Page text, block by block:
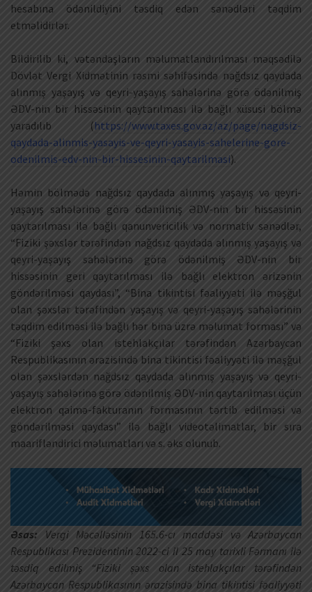
hesabına ödənildiyini təsdiq edən sənədləri təqdim
etməlidirlər.
Bildirilib ki, vətəndaşların məlumatlandırılması məqsədilə
Dövlət Vergi Xidmətinin rəsmi səhifəsində nağdsız qaydada
alınmış yaşayış və qeyri-yaşayış sahələrinə görə ödənilmiş
ƏDV-nin bir hissəsinin qaytarılması ilə bağlı xüsusi bölmə
yaradılıb (https://www.taxes.gov.az/az/page/nagdsiz-
qaydada-alinmis-yasayis-ve-qeyri-yasayis-sahelerine-gore-
odenilmis-edv-nin-bir-hissesinin-qaytarilmasi).
Həmin bölmədə nağdsız qaydada alınmış yaşayış və qeyri-
yaşayış sahələrinə görə ödənilmiş ƏDV-nin bir hissəsinin
qaytarılması ilə bağlı qanunvericilik və normativ sənədlər,
“Fiziki şəxslər tərəfindən nağdsız qaydada alınmış yaşayış və
qeyri-yaşayış sahələrinə görə ödənilmiş ƏDV-nin bir
hissəsinin geri qaytarılması ilə bağlı elektron ərizənin
göndərilməsi qaydası”, “Bina tikintisi fəaliyyəti ilə məşğul
olan şəxslər tərəfindən yaşayış və qeyri-yaşayış sahələrinin
təqdim edilməsi ilə bağlı hər bina üzrə məlumat forması” və
“Fiziki şəxs olan istehlakçılar tərəfindən Azərbaycan
Respublikasının ərazisində bina tikintisi fəaliyyəti ilə məşğul
olan şəxslərdən nağdsız qaydada alınmış yaşayış və qeyri-
yaşayış sahələrinə görə ödənilmiş ƏDV-nin qaytarılması üçün
elektron qaimə-fakturanın formasının tərtib edilməsi və
göndərilməsi qaydası” ilə bağlı videotəlimatlar, bir sıra
maarifləndirici məlumatları və s. əks olunub.
Əsas: Vergi Məcəlləsinin 165.6-cı maddəsi və Azərbaycan
Respublikası Prezidentinin 2022-ci il 25 may tarixli Fərmanı ilə
təsdiq edilmiş “Fiziki şəxs olan istehlakçılar tərəfindən
Azərbaycan Respublikasının ərazisində bina tikintisi fəaliyyəti